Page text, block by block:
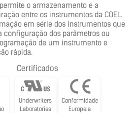
o armazenamento e a
entre os instrumentos da COEL.
em série dos instrumentos que
configuração dos parâmetros ou
de um instrumento e
rápida.
Certificados
Underwriters
Laboratories
Conformidade
Europeia